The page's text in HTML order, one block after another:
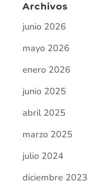
Archivos
junio 2026
mayo 2026
enero 2026
junio 2025
abril 2025
marzo 2025
julio 2024
diciembre 2023